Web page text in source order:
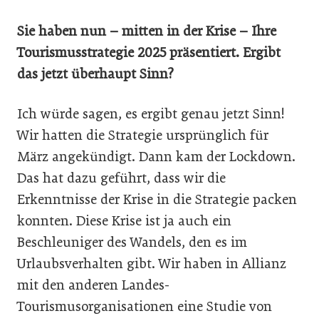
Sie haben nun – mitten in der Krise – Ihre
Tourismusstrategie 2025 präsentiert. Ergibt
das jetzt überhaupt Sinn?
Ich würde sagen, es ergibt genau jetzt Sinn!
Wir hatten die Strategie ursprünglich für
März angekündigt. Dann kam der Lockdown.
Das hat dazu geführt, dass wir die
Erkenntnisse der Krise in die Strategie packen
konnten. Diese Krise ist ja auch ein
Beschleuniger des Wandels, den es im
Urlaubsverhalten gibt. Wir haben in Allianz
mit den anderen Landes-
Tourismusorganisationen eine Studie von